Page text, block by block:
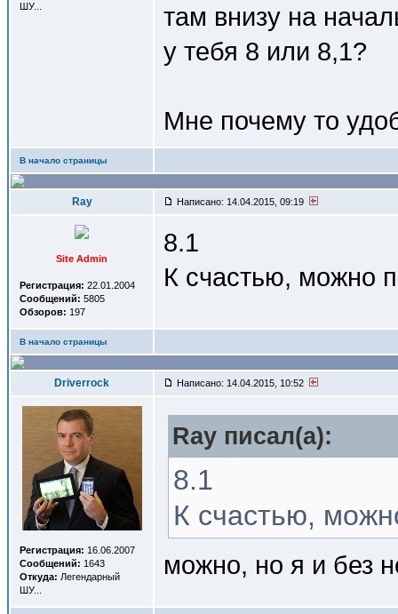
ШУ...
там внизу на
у тебя 8 или 8,1?
Мне почему то
В начало страницы
Ray Написано: 14.04.2015, 09:19
Site Admin
Регистрация: 22.01.2004
Сообщений: 5805
Обзоров: 197
8.1
К счастью, можно
В начало страницы
Driverrock Написано: 14.04.2015, 10:52
Регистрация: 16.06.2007
Сообщений: 1643
Откуда: Легендарный
ШУ...
Ray писал(a):
8.1
К счастью,
можно, но я и без